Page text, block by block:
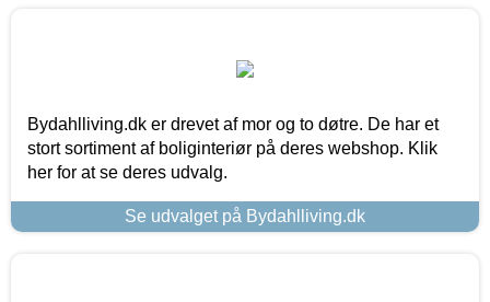
Bydahlliving.dk er drevet af mor og to døtre. De har et
stort sortiment af boliginteriør på deres webshop. Klik
her for at se deres udvalg.
Se udvalget på Bydahlliving.dk